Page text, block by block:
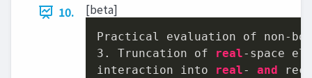
10. [beta]
3 . Truncation of real-space
interaction into
real- and